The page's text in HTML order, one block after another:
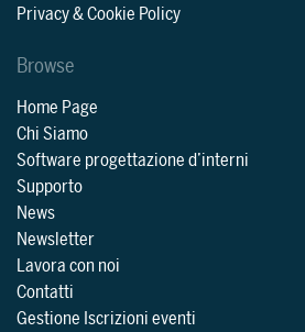
Privacy & Cookie Policy
Browse
Home Page
Chi Siamo
Software progettazione d’interni
Supporto
News
Newsletter
Lavora con noi
Contatti
Gestione Iscrizioni eventi